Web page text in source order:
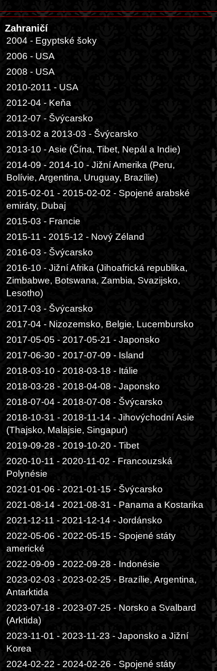
Zahraničí
2004 - Egyptské šoky
2006 - USA
2008 - USA
2010-2011 - USA
2012-04 - Keňa
2012-07 - Švýcarsko
2013-02 a 2013-03 - Švýcarsko
2013-10 - Asie (Čína, Tibet, Nepál a Indie)
2014-09 - 2014-10 - Jižní Amerika (Peru,
Bolívie, Argentina, Uruguay, Brazílie)
2015-02-01 - 2015-02-02 - Spojené arabské
emiráty, Dubaj
2015-03 - Francie
2015-11 - 2015-12 - Nový Zéland
2016-03 - Švýcarsko
2016-10 - Jižní Afrika (Jihoafrická republika,
Zimbabwe, Botswana, Zambia, Svazijsko,
Lesotho)
2017-03 - Švýcarsko
2017-04 - Nizozemsko, Belgie, Lucembursko
2017-05-05 - 2017-05-21 - Japonsko
2017-06-30 - 2017-07-09 - Island
2018-03-10 - 2018-03-18 - Itálie
2018-03-28 - 2018-04-08 - Japonsko
2018-07-04 - 2018-07-08 - Švýcarsko
2018-10-31 - 2018-11-14 - Jihovýchodní Asie
(Thajsko, Malajsie, Singapur)
2019-09-28 - 2019-10-20 - Tibet
2020-10-11 - 2020-11-02 - Francouzská
Polynésie
2021-01-06 - 2021-01-15 - Švýcarsko
2021-08-14 - 2021-08-31 - Panama a Kostarika
2021-12-11 - 2021-12-14 - Jordánsko
2022-05-06 - 2022-05-15 - Spojené státy
americké
2022-09-09 - 2022-09-28 - Indonésie
2023-02-03 - 2023-02-25 - Brazílie, Argentina,
Antarktida
2023-07-18 - 2023-07-25 - Norsko a Svalbard
(Arktida)
2023-11-01 - 2023-11-23 - Japonsko a Jižní
Korea
2024-02-22 - 2024-02-26 - Spojené státy